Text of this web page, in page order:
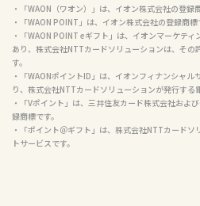
・「WAON（ワオン）」は、イオン株式会社の登録
・「WAON POINT」は、イオン株式会社の登録商標
・「WAON POINT eギフト」は、イオンマーケテ
あり、株式会社NTTカードソリューションは、その
す。
・「WAONポイントID」は、イオンフィナンシャ
り、株式会社NTTカードソリューションが発行する
・「Vポイント」は、三井住友カード株式会社およ
録商標です。
・「ポイント＠ギフト」は、株式会社NTTカード
トサービスです。